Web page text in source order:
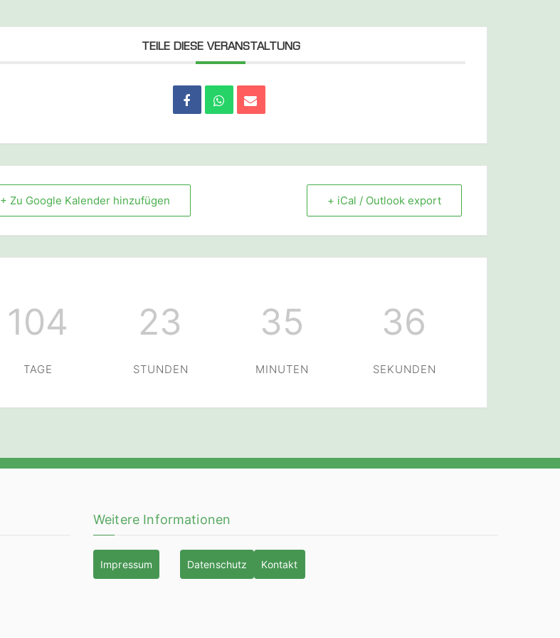
TEILE DIESE VERANSTALTUNG
+ Zu Google Kalender hinzufügen + iCal / Outlook export
104
TAGE
23
STUNDEN
35
MINUTEN
36
SEKUNDEN
Weitere Informationen
Impressum Datenschutz Kontakt